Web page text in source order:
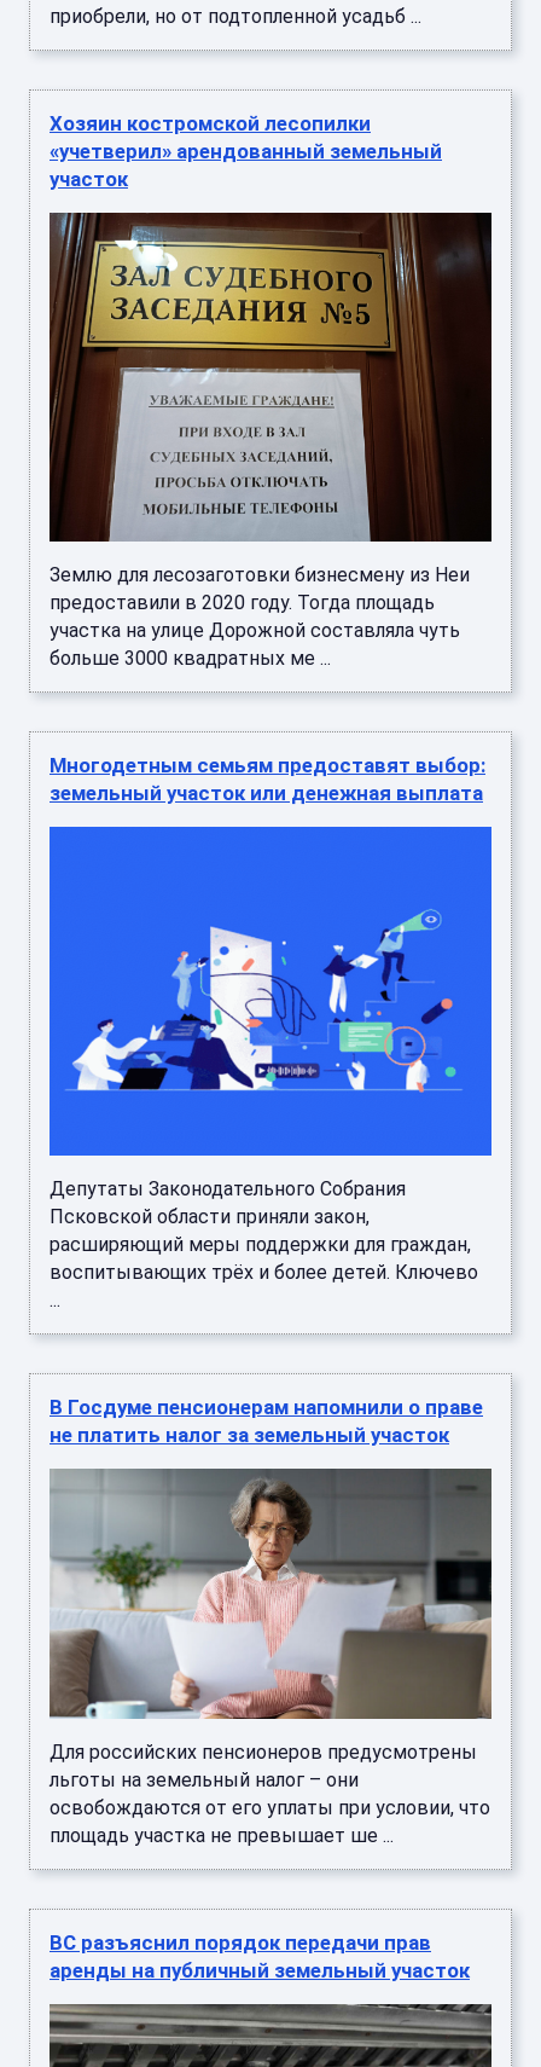
приобрели, но от подтопленной усадьб ...
Хозяин костромской лесопилки
«учетверил» арендованный земельный
участок
Землю для лесозаготовки бизнесмену из Неи
предоставили в 2020 году. Тогда площадь
участка на улице Дорожной составляла чуть
больше 3000 квадратных ме ...
Многодетным семьям предоставят выбор:
земельный участок или денежная выплата
Депутаты Законодательного Собрания
Псковской области приняли закон,
расширяющий меры поддержки для граждан,
воспитывающих трёх и более детей. Ключево
...
В Госдуме пенсионерам напомнили о праве
не платить налог за земельный участок
Для российских пенсионеров предусмотрены
льготы на земельный налог – они
освобождаются от его уплаты при условии, что
площадь участка не превышает ше ...
ВС разъяснил порядок передачи прав
аренды на публичный земельный участок